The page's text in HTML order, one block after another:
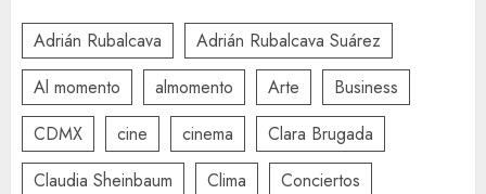
Adrián Rubalcava
Adrián Rubalcava Suárez
Al momento
almomento Arte
Business
CDMX
cine cinema
Clara Brugada
Claudia Sheinbaum
Clima
Conciertos